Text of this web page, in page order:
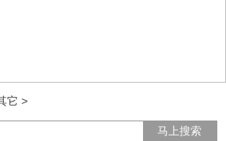
它 >
马上搜索